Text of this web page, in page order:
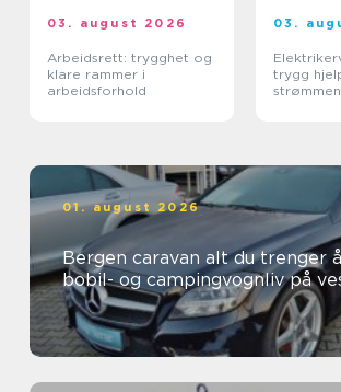
03. august 2026
Arbeidsrett: trygghet og
klare rammer i
arbeidsforhold
03.
trygg
01. august 2026
Bergen caravan alt du trenger å vite om
bobil- og campingvognliv på